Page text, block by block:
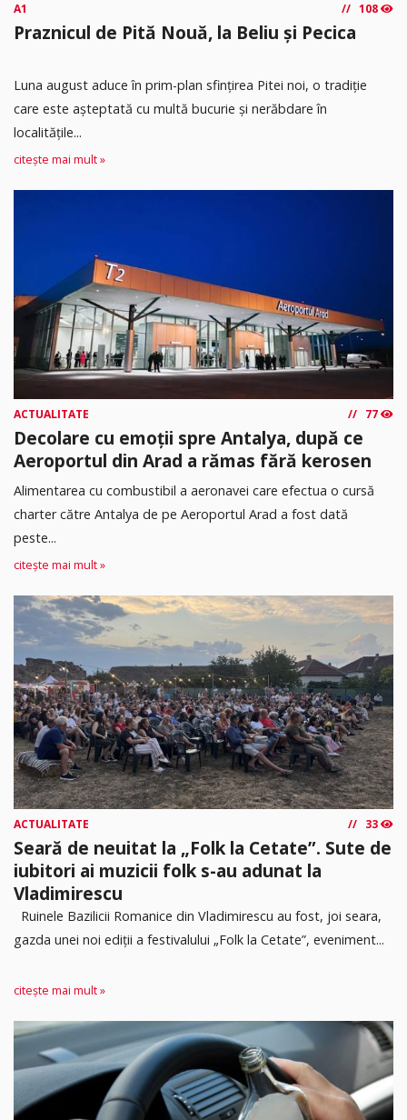
A1 108
Praznicul de Pită Nouă, la Beliu și Pecica
Luna august aduce în prim-plan sfințirea Pitei noi, o tradiție
care este așteptată cu multă bucurie și nerăbdare în
localitățile...
citește mai mult »
ACTUALITATE 77
Decolare cu emoții spre Antalya, după ce
Aeroportul din Arad a rămas fără kerosen
Alimentarea cu combustibil a aeronavei care efectua o cursă
charter către Antalya de pe Aeroportul Arad a fost dată
peste...
citește mai mult »
ACTUALITATE 33
Seară de neuitat la „Folk la Cetate”. Sute de
iubitori ai muzicii folk s-au adunat la
Vladimirescu
Ruinele Bazilicii Romanice din Vladimirescu au fost, joi seara,
gazda unei noi ediții a festivalului „Folk la Cetate”, eveniment...
citește mai mult »